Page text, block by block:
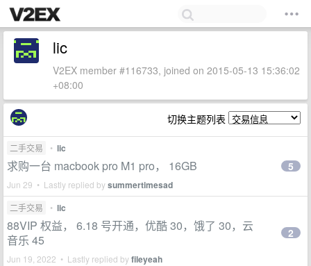
lic
V2EX member #116733, joined on 2015-05-13 15:36:02
+08:00
切换主题列表
二手交易 • lic
求购一台 macbook pro M1 pro， 16GB
Jun 29 • Lastly replied bysummertimesad
5
二手交易 • lic
88VIP 权益， 6.18 号开通，优酷 30，饿了 30，云
音乐 45
Jun 19, 2022 • Lastly replied byfileyeah
2